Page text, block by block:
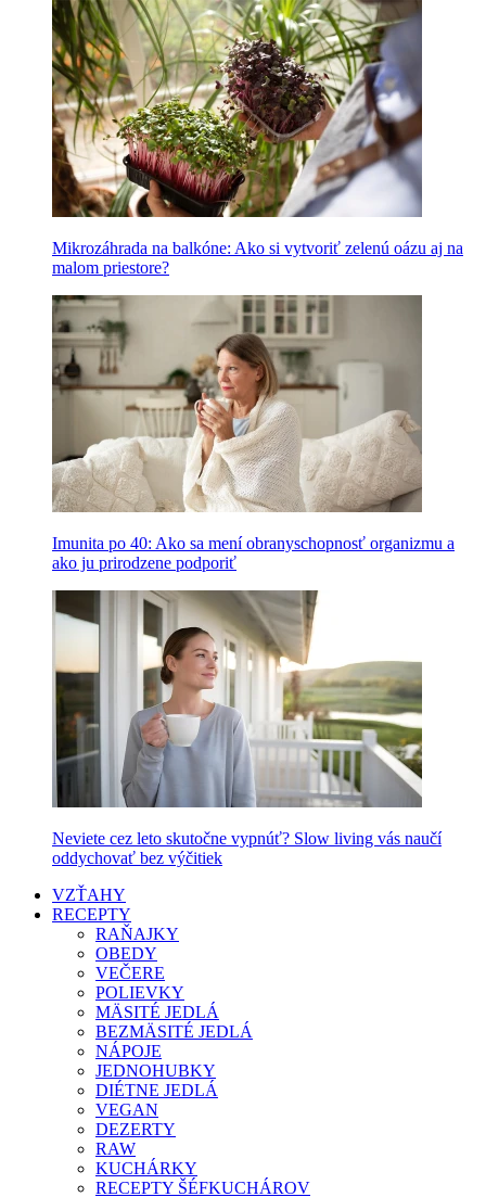
Mikrozáhrada na balkóne: Ako si vytvoriť zelenú oázu aj na
malom priestore?
Imunita po 40: Ako sa mení obranyschopnosť organizmu a
ako ju prirodzene podporiť
Neviete cez leto skutočne vypnúť? Slow living vás naučí
oddychovať bez výčitiek
VZŤAHY
RECEPTY
RAŇAJKY
OBEDY
VEČERE
POLIEVKY
MÄSITÉ JEDLÁ
BEZMÄSITÉ JEDLÁ
NÁPOJE
JEDNOHUBKY
DIÉTNE JEDLÁ
VEGAN
DEZERTY
RAW
KUCHÁRKY
RECEPTY ŠÉFKUCHÁROV